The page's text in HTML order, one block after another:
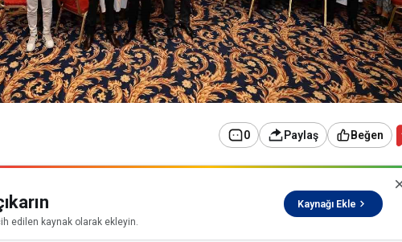
0 Paylaş Beğen
edilen kaynak olarak ekleyin.
Kaynağı Ekle